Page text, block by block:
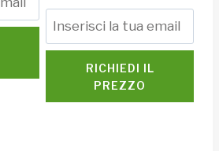
RICHIEDI IL
PREZZO